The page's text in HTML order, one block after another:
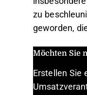
zu
geworden,
Möchten Sie
Erstellen Sie